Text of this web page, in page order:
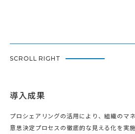
SCROLL RIGHT
導入成果
プロシェアリングの活用により、組織のマ
意思決定プロセスの徹底的な見える化を実